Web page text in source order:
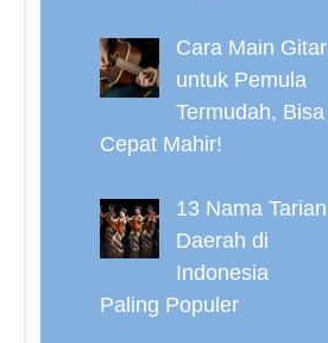
Cara Main Gitar
untuk Pemula
Termudah, Bisa
Cepat Mahir!
13 Nama Tarian
Daerah di
Indonesia
Paling Populer